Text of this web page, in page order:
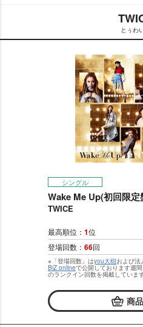
とぅわ
シングル
Wake Me Up(初回限定
TWICE
最高順位： 1位
登場回数： 66回
※「登場回数」はyou大樹および法
BiZ onlineで公開しております週
のランクイン回数を掲載しています
商